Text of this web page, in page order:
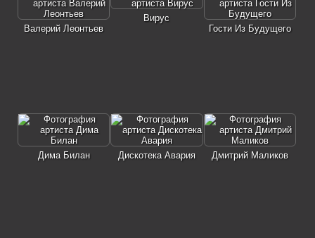
Валерий Леонтьев
Вирус
Гости Из Будущего
Дима Билан Дискотека Авария Дмитрий Маликов